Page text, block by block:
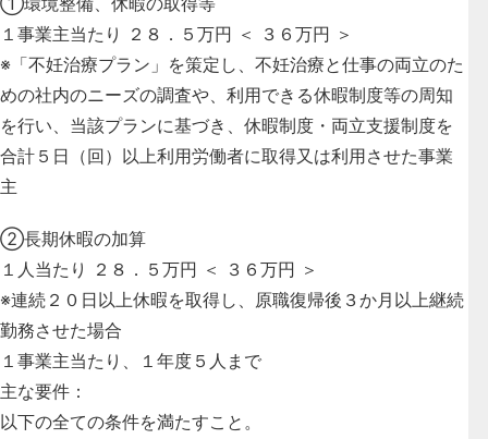
１事業主当たり ２８．５万円 ＜ ３６万円 ＞
※「不妊治療プラン」を策定し、不妊治療と仕事の両立のた
めの社内のニーズの調査や、利用できる休暇制度等の周知
を行い、当該プランに基づき、休暇制度・両立支援制度を
合計５日（回）以上利用労働者に取得又は利用させた事業
主
②長期休暇の加算
１人当たり ２８．５万円 ＜ ３６万円 ＞
※連続２０日以上休暇を取得し、原職復帰後３か月以上継続
勤務させた場合
１事業主当たり、１年度５人まで
主な要件：
以下の全ての条件を満たすこと。